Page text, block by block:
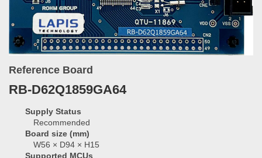
Reference Board
RB-D62Q1859GA64
Supply Status
Recommended
Board size (mm)
W56 × D94 × H15
Supported MCUs